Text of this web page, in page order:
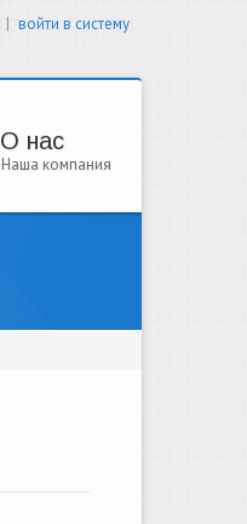
| войти в систему
О нас
Наша компания